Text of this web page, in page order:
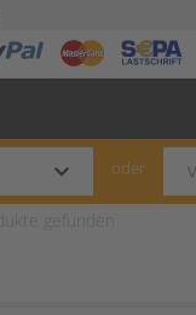
keyboard_arrow_down oder